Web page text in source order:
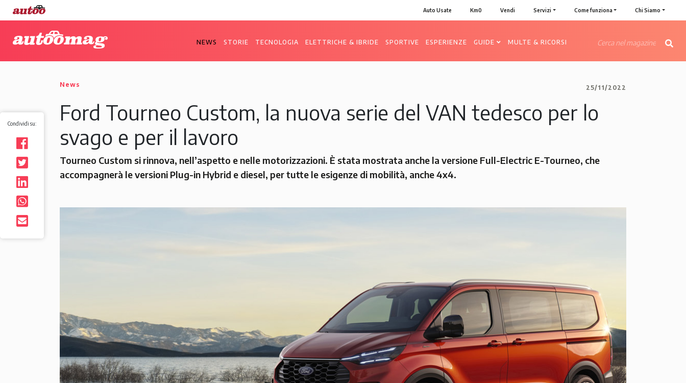
News 25/11/2022
Ford Tourneo Custom, la nuova serie del VAN tedesco per lo
svago e per il lavoro
Tourneo Custom si rinnova, nell’aspetto e nelle motorizzazioni. È stata mostrata anche la versione Full-Electric E-Tourneo, che
accompagnerà le versioni Plug-in Hybrid e diesel, per tutte le esigenze di mobilità, anche 4x4.
Condividi su:
Auto Usate Km0 Vendi Servizi Come funziona Chi Siamo
NEWS STORIE TECNOLOGIA ELETTRICHE & IBRIDE SPORTIVE ESPERIENZE GUIDE MULTE & RICORSI